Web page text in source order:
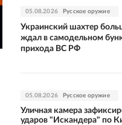
05.08.2026 Русское оружие
Украинский шахтер
ждал в самодельном
прихода ВС РФ
05.08.2026 Русское оружие
Уличная камера
ударов "Искандера" по